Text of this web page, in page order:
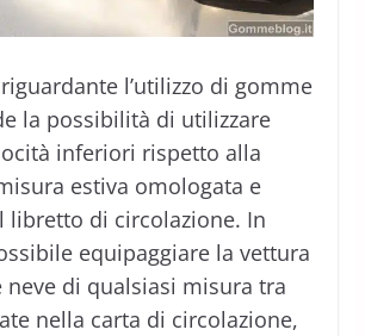
l’utilizzo di gomme
la possibilità di utilizzare
inferiori rispetto alla
estiva omologata e
libretto di circolazione. In
equipaggiare la vettura
neve di qualsiasi misura tra
nella carta di circolazione,